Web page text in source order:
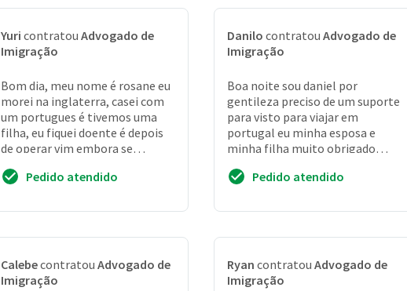
Yuri contratou Advogado de
Imigração
Bom dia, meu nome é rosane eu
morei na inglaterra, casei com
um portugues é tivemos uma
filha, eu fiquei doente é depois
de operar vim embora se
fiz o docum...
Pedido atendido
Danilo contratou Advogado de
Imigração
Boa noite sou daniel por
gentileza preciso de um suporte
para visto para viajar em
portugal eu minha esposa e
minha filha muito obrigado
Pedido atendido
Calebecontratou Advogado de
Imigração
Ryan contratou Advogado de
Imigração